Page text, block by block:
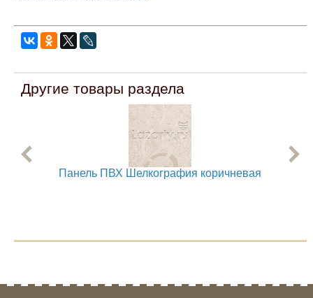
Другие товары раздела
Панель ПВХ Шелкография коричневая